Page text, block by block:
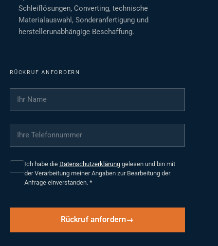
Schleiflösungen, Converting, technische
Materialauswahl, Sonderanfertigung und
herstellerunabhängige Beschaffung.
RÜCKRUF ANFORDERN
Ihr Name
Ihre Telefonnummer
Ich habe die Datenschutzerklärung gelesen und bin mit
der Verarbeitung meiner Angaben zur Bearbeitung der
Anfrage einverstanden. *
Rückruf anfordern